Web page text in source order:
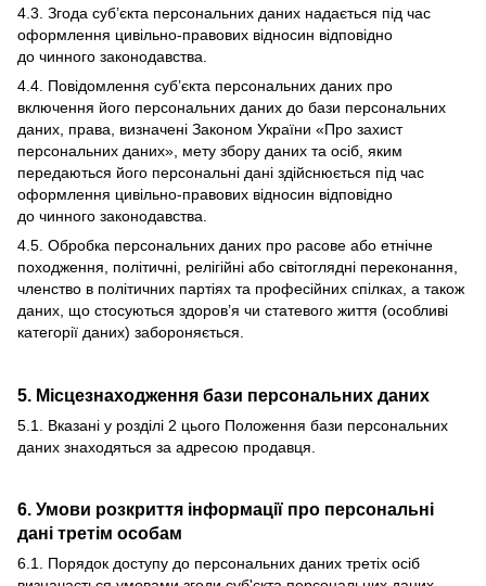
4.3. Згода суб’єкта персональних даних надається під час
оформлення цивільно-правових відносин відповідно
до чинного законодавства.
4.4. Повідомлення суб’єкта персональних даних про
включення його персональних даних до бази персональних
даних, права, визначені Законом України «Про захист
персональних даних», мету збору даних та осіб, яким
передаються його персональні дані здійснюється під час
оформлення цивільно-правових відносин відповідно
до чинного законодавства.
4.5. Обробка персональних даних про расове або етнічне
походження, політичні, релігійні або світоглядні переконання,
членство в політичних партіях та професійних спілках, а також
даних, що стосуються здоров’я чи статевого життя (особливі
категорії даних) забороняється.
5. Місцезнаходження бази персональних даних
5.1. Вказані у розділі 2 цього Положення бази персональних
даних знаходяться за адресою продавця.
6. Умови розкриття інформації про персональні
дані третім особам
6.1. Порядок доступу до персональних даних третіх осіб